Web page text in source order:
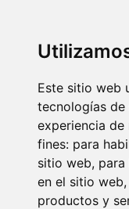
Este sitio web
tecnologías de
experiencia de
fines: para
sitio web, para
en el sitio web,
productos y